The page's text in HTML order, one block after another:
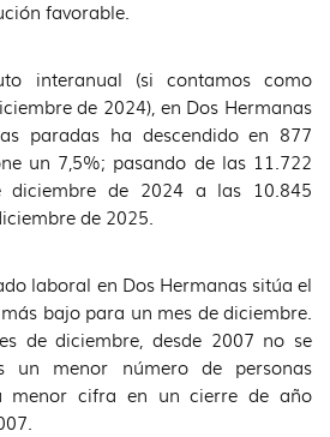
favorable.
interanual (si contamos como
de 2024), en Dos Hermanas
paradas ha descendido en 877
un 7,5%; pasando de las 11.722
diciembre de 2024 a las 10.845
de 2025.
laboral en Dos Hermanas sitúa el
bajo para un mes de diciembre.
de diciembre, desde 2007 no se
un menor número de personas
menor cifra en un cierre de año